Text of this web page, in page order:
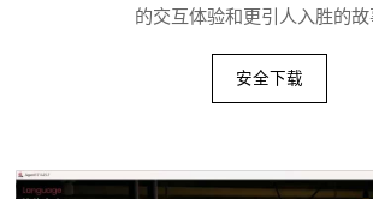
的交互体验和更引人入胜的故
安全下载